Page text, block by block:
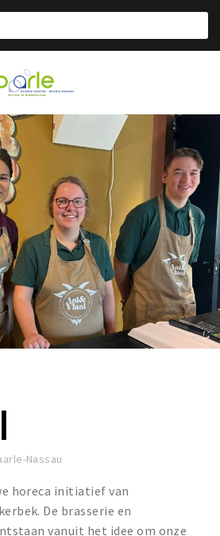
Visit
Baarle
Nassau
horeca initiatief van
De brasserie en
vanuit het idee om onze